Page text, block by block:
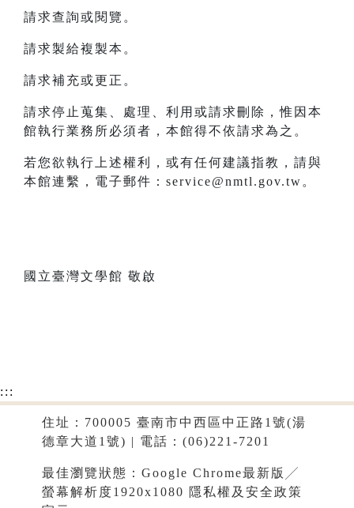
請求查詢或閱覽。
請求製給複製本。
請求補充或更正。
請求停止蒐集、處理、利用或請求刪除，惟因本
館執行業務所必須者，本館得不依請求為之。
若您欲執行上述權利，或有任何建議指教，請與
本館連繫，電子郵件：service@nmtl.gov.tw。
國立臺灣文學館 敬啟
:::
住址：700005 臺南市中西區中正路1號(湯
德章大道1號) | 電話：(06)221-7201
最佳瀏覽狀態：Google Chrome最新版╱
螢幕解析度1920x1080 隱私權及安全政策